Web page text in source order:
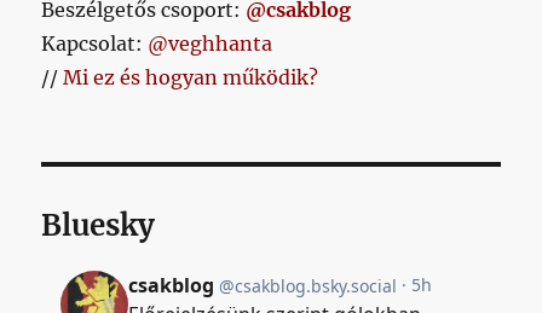
Beszélgetős csoport: @csakblog
Kapcsolat: @veghhanta
//Mi ez és hogyan működik?
Bluesky